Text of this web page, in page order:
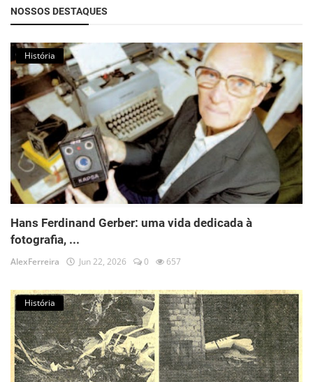
NOSSOS DESTAQUES
História
Hans Ferdinand Gerber: uma vida dedicada à
fotografia, ...
AlexFerreira Jun 22, 2026 0 657
História